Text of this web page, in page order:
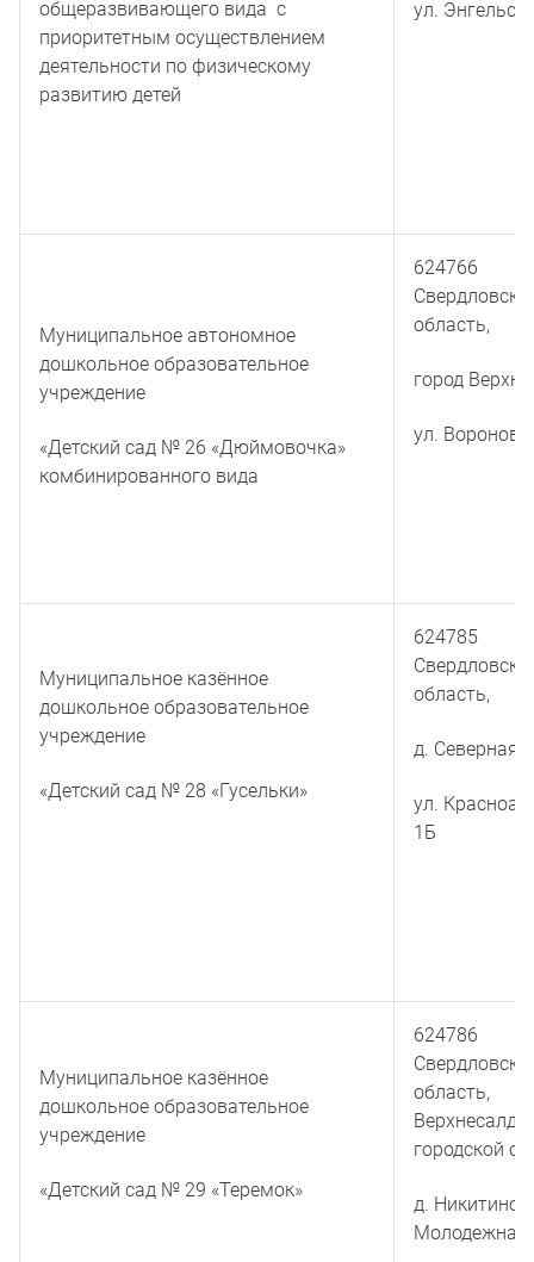
общеразвивающего вида с
приоритетным осуществлением
деятельности по физическому
развитию детей
ул. Энгельса
Муниципальное автономное
дошкольное образовательное
учреждение
«Детский сад № 26 «Дюймовочка»
комбинированного вида
624766
область,
город
ул. Воронова
Муниципальное казённое
дошкольное образовательное
учреждение
«Детский сад № 28 «Гусельки»
624785
область,
д. Северная,
ул.
1Б
Муниципальное казённое
дошкольное образовательное
учреждение
«Детский сад № 29 «Теремок»
624786
область,
городской
д. Никитино,
Молодежная